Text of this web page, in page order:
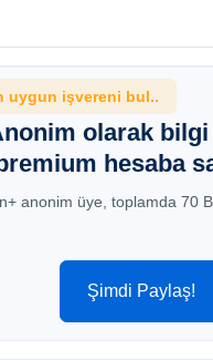
uygun işvereni bul..
olarak bilgi
hesaba
anonim üye, toplamda 70
Şimdi Paylaş!